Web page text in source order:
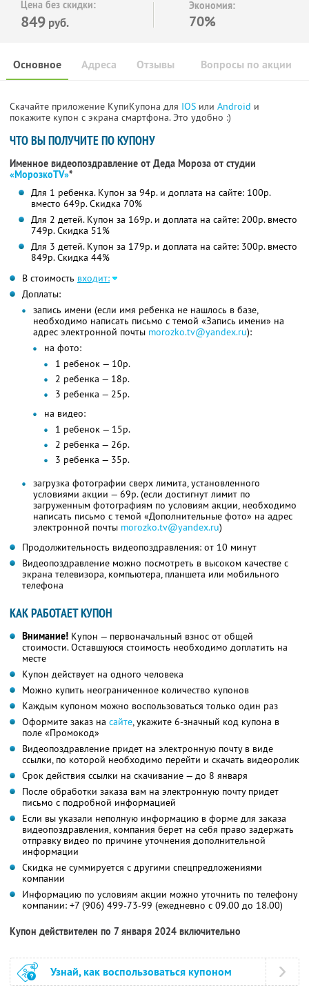
Цена без скидки:
849 руб.
Экономия:
70%
Основное Отзывы Вопросы по акции
Адреса
Скачайте приложение КупиКупона для IOS или Android и
покажите купон с экрана смартфона. Это удобно :)
ЧТО ВЫ ПОЛУЧИТЕ ПО КУПОНУ
Именное видеопоздравление от Деда Мороза от студии
«МорозкоTV»*
Для 1 ребенка. Купон за 94р. и доплата на сайте: 100р.
вместо 649р. Скидка 70%
Для 2 детей. Купон за 169р. и доплата на сайте: 200р. вместо
749р. Скидка 51%
Для 3 детей. Купон за 179р. и доплата на сайте: 300р. вместо
849р. Скидка 44%
В стоимость входит:
Доплаты:
запись имени (если имя ребенка не нашлось в базе,
необходимо написать письмо с темой «Запись имени» на
адрес электронной почты morozko.tv@yandex.ru):
на фото:
1 ребенок — 10р.
2 ребенка — 18р.
3 ребенка — 25р.
на видео:
1 ребенок — 15р.
2 ребенка — 26р.
3 ребенка — 35р.
загрузка фотографии сверх лимита, установленного
условиями акции — 69р. (если достигнут лимит по
загруженным фотографиям по условиям акции, необходимо
написать письмо с темой «Дополнительные фото» на адрес
электронной почты morozko.tv@yandex.ru)
Продолжительность видеопоздравления: от 10 минут
Видеопоздравление можно посмотреть в высоком качестве с
экрана телевизора, компьютера, планшета или мобильного
телефона
КАК РАБОТАЕТ КУПОН
Внимание! Купон — первоначальный взнос от общей
стоимости. Оставшуюся стоимость необходимо доплатить на
месте
Купон действует на одного человека
Можно купить неограниченное количество купонов
Каждым купоном можно воспользоваться только один раз
Оформите заказ на сайте, укажите 6-значный код купона в
поле «Промокод»
Видеопоздравление придет на электронную почту в виде
ссылки, по которой необходимо перейти и скачать видеоролик
Срок действия ссылки на скачивание — до 8 января
После обработки заказа вам на электронную почту придет
письмо с подробной информацией
Если вы указали неполную информацию в форме для заказа
видеопоздравления, компания берет на себя право задержать
отправку видео по причине уточнения дополнительной
информации
Скидка не суммируется с другими спецпредложениями
компании
Информацию по условиям акции можно уточнить по телефону
компании: +7 (906) 499-73-99 (ежедневно с 09.00 до 18.00)
Купон действителен по 7 января 2024 включительно
Узнай, как воспользоваться купоном